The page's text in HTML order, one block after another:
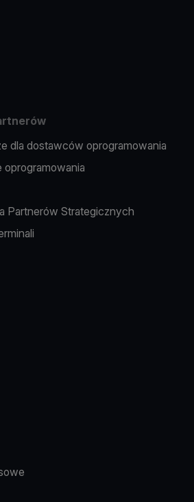
dla dostawców oprogramowania
oprogramowania
Partnerów Strategicznych